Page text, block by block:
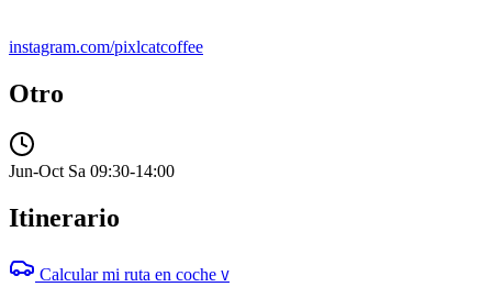
instagram.com/pixlcatcoffee
Otro
Jun-Oct Sa 09:30-14:00
Itinerario
Calcular mi ruta en coche V